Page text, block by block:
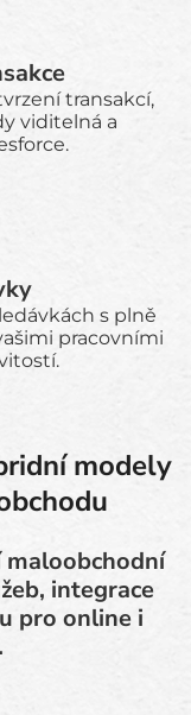
transakcí,
viditelná a
s plně
pracovními
modely
maloobchodní
integrace
pro online i